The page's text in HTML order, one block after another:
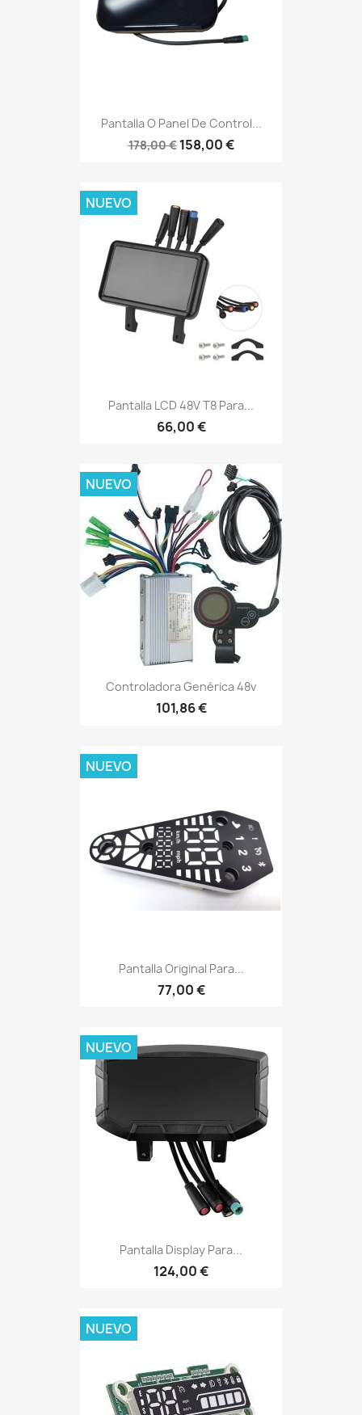
Pantalla O Panel De Control...
178,00 € 158,00 €
Pantalla LCD 48V T8 Para...
66,00 €
NUEVO
Controladora Genérica 48v
101,86 €
NUEVO
Pantalla Original Para...
77,00 €
NUEVO
Pantalla Display Para...
124,00 €
NUEVO
NUEVO